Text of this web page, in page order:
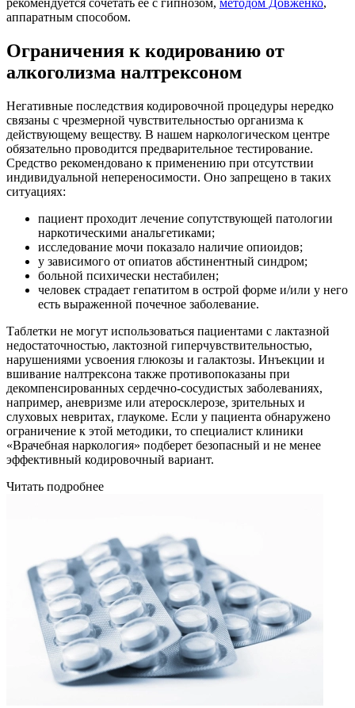
рекомендуется сочетать ее с гипнозом, методом Довженко,
аппаратным способом.
Ограничения к кодированию от
алкоголизма налтрексоном
Негативные последствия кодировочной процедуры нередко
связаны с чрезмерной чувствительностью организма к
действующему веществу. В нашем наркологическом центре
обязательно проводится предварительное тестирование.
Средство рекомендовано к применению при отсутствии
индивидуальной непереносимости. Оно запрещено в таких
ситуациях:
пациент проходит лечение сопутствующей патологии
наркотическими анальгетиками;
исследование мочи показало наличие опиоидов;
у зависимого от опиатов абстинентный синдром;
больной психически нестабилен;
человек страдает гепатитом в острой форме и/или у него
есть выраженной почечное заболевание.
Таблетки не могут использоваться пациентами с лактазной
недостаточностью, лактозной гиперчувствительностью,
нарушениями усвоения глюкозы и галактозы. Инъекции и
вшивание налтрексона также противопоказаны при
декомпенсированных сердечно-сосудистых заболеваниях,
например, аневризме или атеросклерозе, зрительных и
слуховых невритах, глаукоме. Если у пациента обнаружено
ограничение к этой методики, то специалист клиники
«Врачебная наркология» подберет безопасный и не менее
эффективный кодировочный вариант.
Читать подробнее